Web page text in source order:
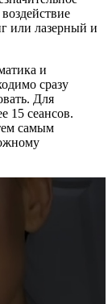
или лазерный и
и
сразу
Для
15 сеансов.
самым